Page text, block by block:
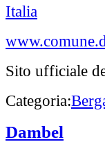
Italia
Sito ufficiale
Categoria:
Dambel